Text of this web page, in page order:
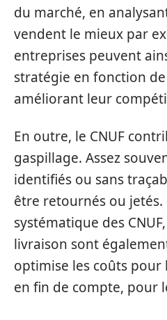
du marché, en
vendent le mieux par
entreprises peuvent
stratégie en fonction
améliorant leur
En outre, le CNUF
gaspillage. Assez
identifiés ou sans
être retournés ou jetés.
systématique des
livraison sont
optimise les coûts
en fin de compte, pour